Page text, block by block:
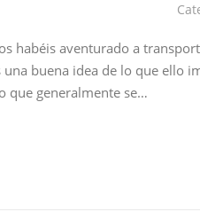
habéis aventurado a
buena idea de lo que ello
que generalmente se…